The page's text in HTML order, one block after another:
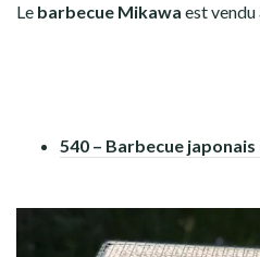
Le barbecue Mikawa est
540 – Barbecue